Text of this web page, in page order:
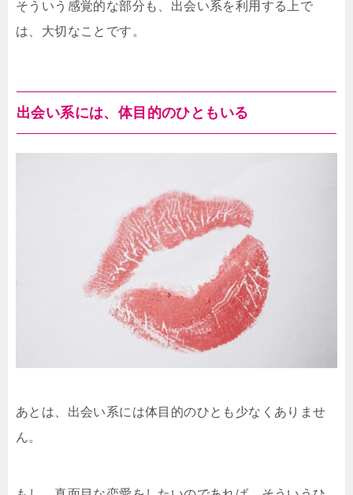
そういう感覚的な部分も、出会い系を利用する上で
は、大切なことです。
出会い系には、体目的のひともいる
あとは、出会い系には体目的のひとも少なくありませ
ん。